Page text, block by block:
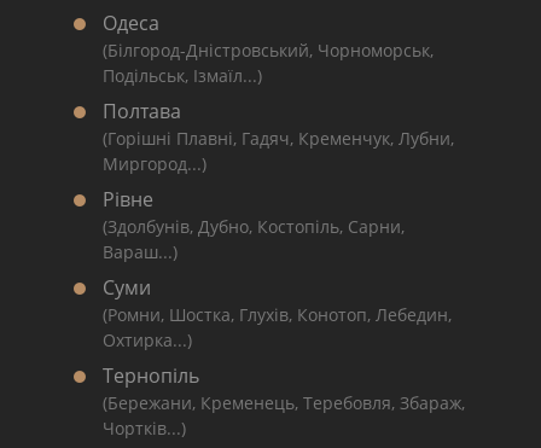
Одеса
(Білгород-Дністровський, Чорноморськ,
Подільськ, Ізмаїл...)
Полтава
(Горішні Плавні, Гадяч, Кременчук, Лубни,
Миргород...)
Рівне
(Здолбунів, Дубно, Костопіль, Сарни,
Вараш...)
Суми
(Ромни, Шостка, Глухів, Конотоп, Лебедин,
Охтирка...)
Тернопіль
(Бережани, Кременець, Теребовля, Збараж,
Чортків...)